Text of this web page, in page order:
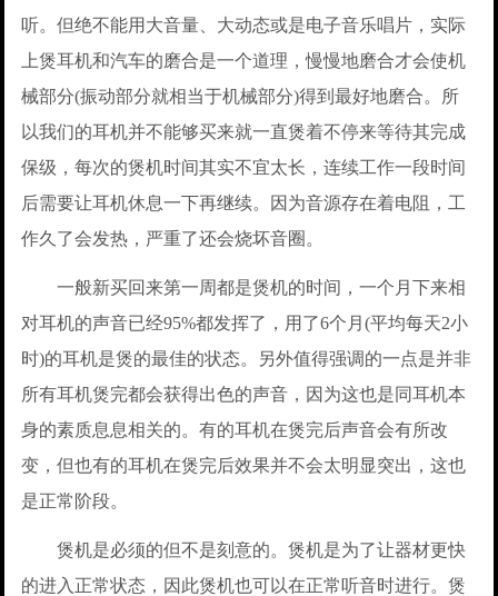
听。但绝不能用大音量、大动态或是电子音乐唱片，实际
上煲耳机和汽车的磨合是一个道理，慢慢地磨合才会使机
械部分(振动部分就相当于机械部分)得到最好地磨合。所
以我们的耳机并不能够买来就一直煲着不停来等待其完成
保级，每次的煲机时间其实不宜太长，连续工作一段时间
后需要让耳机休息一下再继续。因为音源存在着电阻，工
作久了会发热，严重了还会烧坏音圈。
一般新买回来第一周都是煲机的时间，一个月下来相
对耳机的声音已经95%都发挥了，用了6个月(平均每天2小
时)的耳机是煲的最佳的状态。另外值得强调的一点是并非
所有耳机煲完都会获得出色的声音，因为这也是同耳机本
身的素质息息相关的。有的耳机在煲完后声音会有所改
变，但也有的耳机在煲完后效果并不会太明显突出，这也
是正常阶段。
煲机是必须的但不是刻意的。煲机是为了让器材更快
的进入正常状态，因此煲机也可以在正常听音时进行。煲